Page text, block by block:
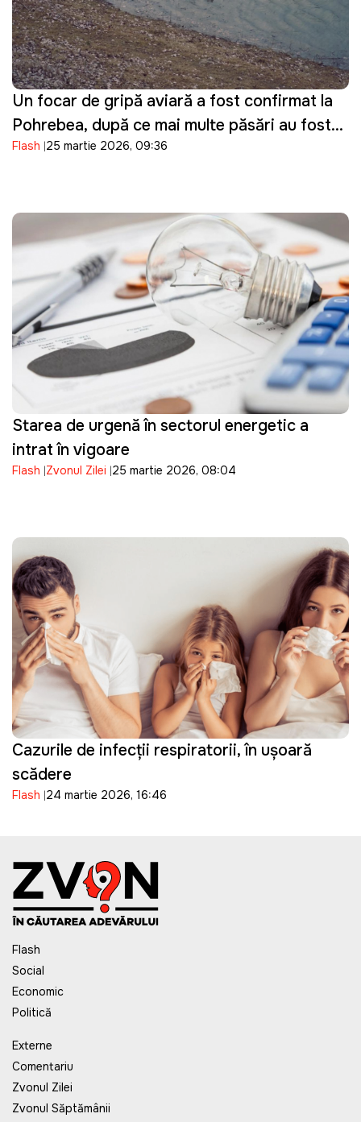
Un focar de gripă aviară a fost confirmat la
Pohrebea, după ce mai multe păsări au fost
descoperite moarte pe Nistru
Flash 25 martie 2026, 09:36
Starea de urgență în sectorul energetic a
intrat în vigoare
Flash Zvonul Zilei 25 martie 2026, 08:04
Cazurile de infecții respiratorii, în ușoară
scădere
Flash 24 martie 2026, 16:46
Flash
Social
Economic
Politică
Externe
Comentariu
Zvonul Zilei
Zvonul Săptămânii